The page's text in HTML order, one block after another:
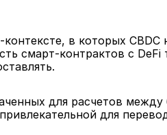
в которых CBDC
смарт-контрактов с DeFi
для расчетов между
для